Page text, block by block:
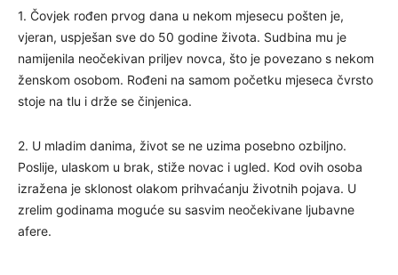
1. Čovjek rođen prvog dana u nekom mjesecu pošten je,
vjeran, uspješan sve do 50 godine života. Sudbina mu je
namijenila neočekivan priljev novca, što je povezano s nekom
ženskom osobom. Rođeni na samom početku mjeseca čvrsto
stoje na tlu i drže se činjenica.
2. U mladim danima, život se ne uzima posebno ozbiljno.
Poslije, ulaskom u brak, stiže novac i ugled. Kod ovih osoba
izražena je sklonost olakom prihvaćanju životnih pojava. U
zrelim godinama moguće su sasvim neočekivane ljubavne
afere.